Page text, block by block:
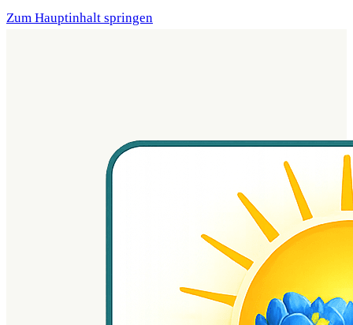
Zum Hauptinhalt springen